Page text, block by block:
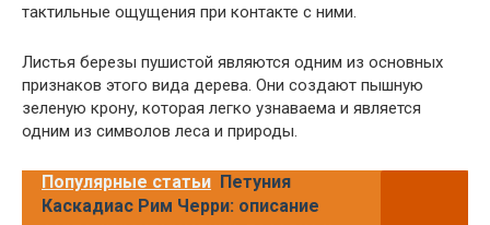
тактильные ощущения при контакте с ними.
Листья березы пушистой являются одним из основных
признаков этого вида дерева. Они создают пышную
зеленую крону, которая легко узнаваема и является
одним из символов леса и природы.
Популярные статьи Петуния
Каскадиас Рим Черри: описание